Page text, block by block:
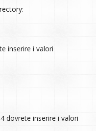
inserire i valori
dovrete inserire i valori